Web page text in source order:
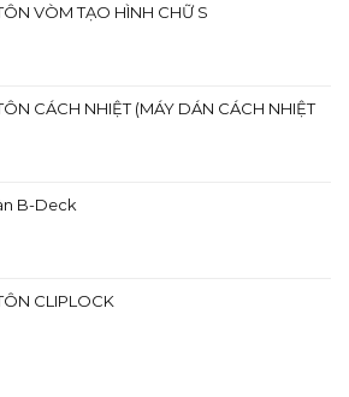
VÒM TẠO HÌNH CHỮ S
CÁCH NHIỆT (MÁY DÁN CÁCH NHIỆT
B-Deck
CLIPLOCK